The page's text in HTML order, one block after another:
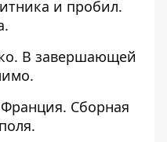
и пробил.
В завершающей
Сборная